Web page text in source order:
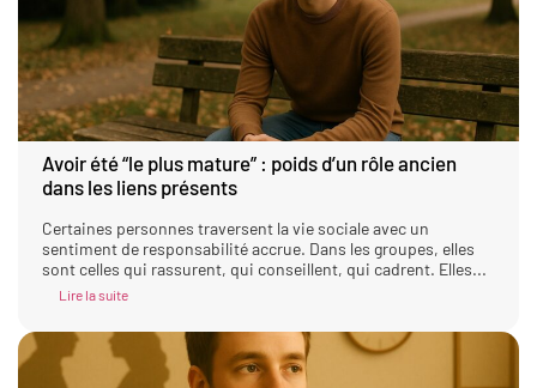
Avoir été “le plus mature” : poids d’un rôle ancien
dans les liens présents
Certaines personnes traversent la vie sociale avec un
sentiment de responsabilité accrue. Dans les groupes, elles
sont celles qui rassurent, qui conseillent, qui cadrent. Elles...
Lire la suite